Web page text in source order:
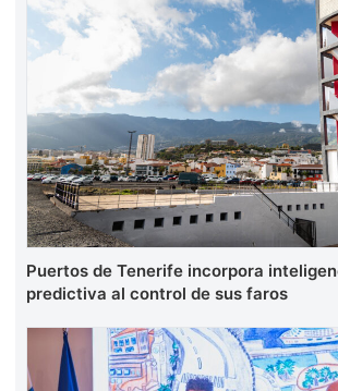
Puertos de Tenerife incorpora
predictiva al control de sus faros